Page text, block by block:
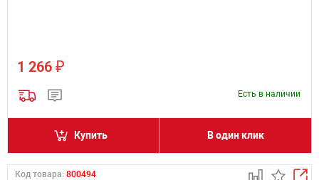
1 266 ₽
Есть в наличии
Купить В один клик
Код товара: 800494